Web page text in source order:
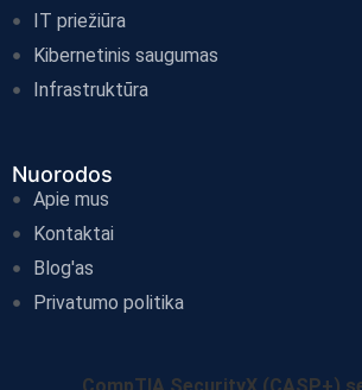
IT priežiūra
Kibernetinis saugumas
Infrastruktūra
Nuorodos
Apie mus
Kontaktai
Blog'as
Privatumo politika